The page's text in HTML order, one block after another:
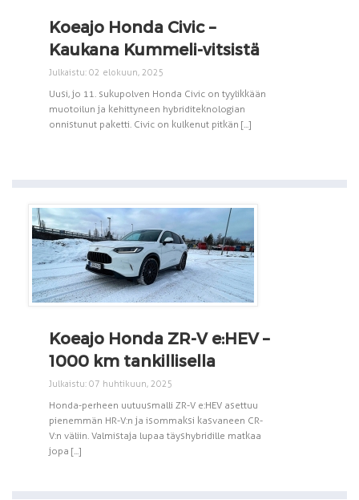
Koeajo Honda Civic –
Kaukana Kummeli-vitsistä
Julkaistu: 02 elokuun, 2025
Uusi, jo 11. sukupolven Honda Civic on tyylikkään
muotoilun ja kehittyneen hybriditeknologian
onnistunut paketti. Civic on kulkenut pitkän [...]
Koeajo Honda ZR-V e:HEV –
1000 km tankillisella
Julkaistu: 07 huhtikuun, 2025
Honda-perheen uutuusmalli ZR-V e:HEV asettuu
pienemmän HR-V:n ja isommaksi kasvaneen CR-
V:n väliin. Valmistaja lupaa täyshybridille matkaa
jopa [...]